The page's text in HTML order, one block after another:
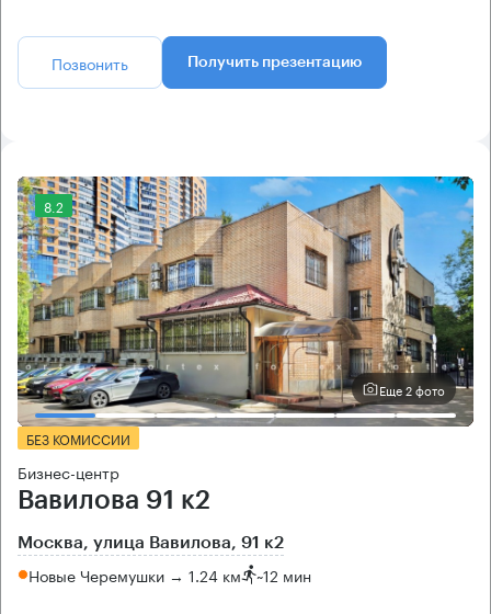
Позвонить Получить презентацию
8.2
Еще 2 фото
БЕЗ КОМИССИИ
Бизнес-центр
Вавилова 91 к2
Москва, улица Вавилова, 91 к2
Новые Черемушки → 1.24 км ~12 мин